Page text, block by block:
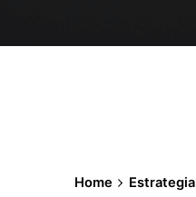
Home Estrategia